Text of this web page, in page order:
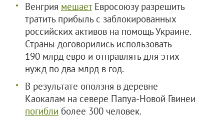
Венгрия мешаетЕвросоюзу разрешить
тратить прибыль с заблокированных
российских активов на помощь Украине.
Страны договорились использовать
190 млрд евро и отправлять для этих
нужд по два млрд в год.
В результате оползня в деревне
Каокалам на севере Папуа-Новой Гвинеи
погибли более 300 человек.